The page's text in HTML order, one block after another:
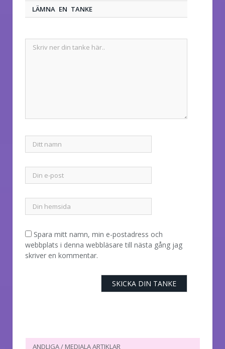
LÄMNA EN TANKE
Spara mitt namn, min e-postadress och
webbplats i denna webbläsare till nästa gång jag
skriver en kommentar.
ANDLIGA / MEDIALA ARTIKLAR